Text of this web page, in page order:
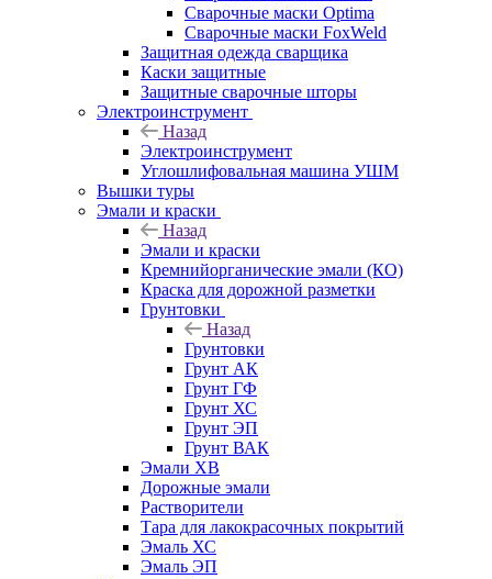
Сварочные маски Optima
Сварочные маски FoxWeld
Защитная одежда сварщика
Каски защитные
Защитные сварочные шторы
Электроинструмент
Назад
Электроинструмент
Углошлифовальная машина УШМ
Вышки туры
Эмали и краски
Назад
Эмали и краски
Кремнийорганические эмали (КО)
Краска для дорожной разметки
Грунтовки
Назад
Грунтовки
Грунт АК
Грунт ГФ
Грунт ХС
Грунт ЭП
Грунт ВАК
Эмали ХВ
Дорожные эмали
Растворители
Тара для лакокрасочных покрытий
Эмаль ХС
Эмаль ЭП